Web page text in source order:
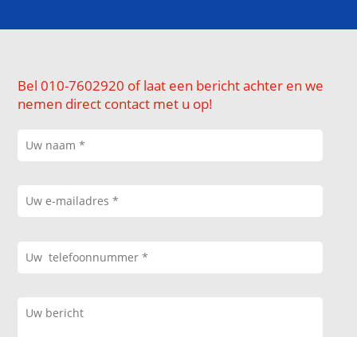
Bel 010-7602920 of laat een bericht achter en we
nemen direct contact met u op!